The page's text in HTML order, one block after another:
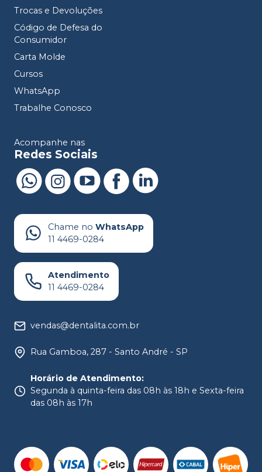
Trocas e Devoluções
Código de Defesa do
Consumidor
Carta Molde
Cursos
WhatsApp
Trabalhe Conosco
Acompanhe nas
Redes Sociais
Chame no WhatsApp
11 4469-0284
Atendimento
11 4469-0284
vendas@dentalita.com.br
Rua Gamboa, 287 - Santo André - SP
Horário de Atendimento:
Segunda à quinta-feira das 08h às 18h e Sexta-feira
das 08h às 17h